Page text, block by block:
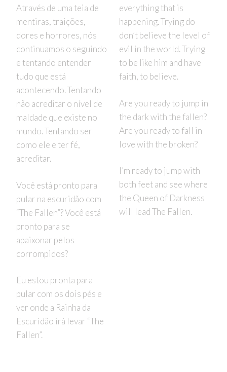
Através de uma teia de
mentiras, traições,
dores e horrores, nós
continuamos o seguindo
e tentando entender
tudo que está
acontecendo. Tentando
não acreditar o nível de
maldade que existe no
mundo. Tentando ser
como ele e ter fé,
acreditar.
Você está pronto para
pular na escuridão com
“The Fallen”? Você está
pronto para se
apaixonar pelos
corrompidos?
Eu estou pronta para
pular com os dois pés e
ver onde a Rainha da
Escuridão irá levar “The
Fallen”.
everything that is
happening. Trying do
don’t believe the level of
evil in the world. Trying
to be like him and have
faith, to believe.
Are you ready to jump in
the dark with the fallen?
Are you ready to fall in
love with the broken?
I’m ready to jump with
both feet and see where
the Queen of Darkness
will lead The Fallen.